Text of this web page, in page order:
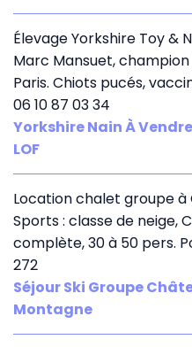
Élevage Yorkshire Toy &
Marc Mansuet,
Paris. Chiots pucés,
06 10 87 03 34
Yorkshire Nain À
LOF
Location chalet groupe
Sports : classe de neige,
complète, 30 à 50 pers.
272
Séjour Ski Groupe
Montagne